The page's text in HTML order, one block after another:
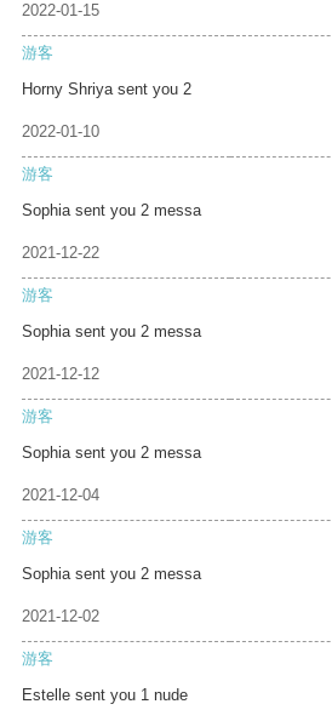
2022-01-15
游客
Horny Shriya sent you 2
2022-01-10
游客
Sophia sent you 2 messa
2021-12-22
游客
Sophia sent you 2 messa
2021-12-12
游客
Sophia sent you 2 messa
2021-12-04
游客
Sophia sent you 2 messa
2021-12-02
游客
Estelle sent you 1 nude